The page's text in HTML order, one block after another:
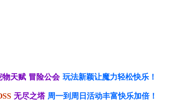
物天赋 冒险公会 玩法新颖让魔力轻松快乐！
无尽之塔 周一到周日活动丰富快乐加倍！